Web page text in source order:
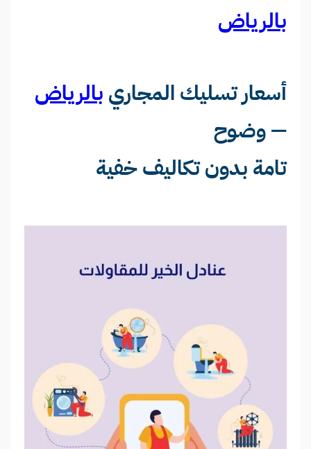
بالرياض
أسعار تسليك المجاري بالرياض
— وضوح
تامة بدون تكاليف خفية